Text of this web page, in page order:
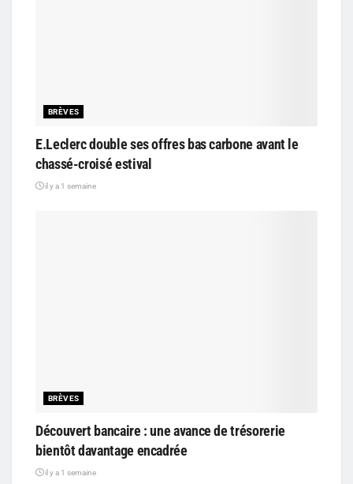
BRÈVES
E.Leclerc double ses offres bas carbone avant le
chassé-croisé estival
il y a 1 semaine
BRÈVES
Découvert bancaire : une avance de trésorerie
bientôt davantage encadrée
il y a 1 semaine